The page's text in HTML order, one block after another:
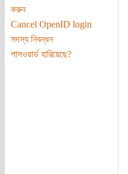
করুন
Cancel OpenID login
সদস্য নিবন্ধন
পাসওয়ার্ড হারিয়েছে?